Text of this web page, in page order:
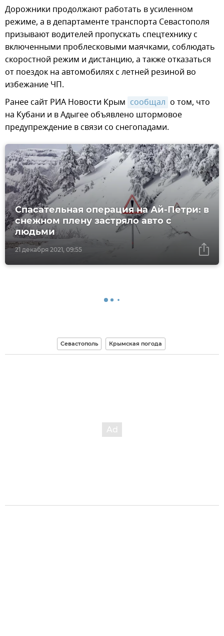
Дорожники продолжают работать в усиленном
режиме, а в департаменте транспорта Севастополя
призывают водителей пропускать спецтехнику с
включенными проблесковыми маячками, соблюдать
скоростной режим и дистанцию, а также отказаться
от поездок на автомобилях с летней резиной во
избежание ЧП.
Ранее сайт РИА Новости Крым сообщал о том, что
на Кубани и в Адыгее объявлено штормовое
предупреждение в связи со снегопадами.
21 декабря 2021, 09:55
Спасательная операция на Ай-Петри: в
снежном плену застряло авто с
людьми
Севастополь Крымская погода